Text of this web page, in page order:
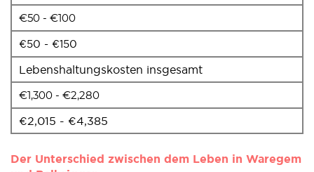
€50 - €100
€50 - €150
Lebenshaltungskosten insgesamt
€1,300 - €2,280
€2,015 - €4,385
Der Unterschied zwischen dem Leben in Waregem